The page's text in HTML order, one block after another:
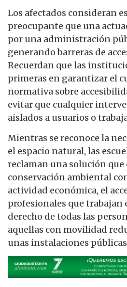
Los afectados consideran
preocupante que una
por una administración
generando barreras de
Recuerdan que las
primeras en garantizar el
normativa sobre
evitar que cualquier
aislados a usuarios o
Mientras se reconoce la
el espacio natural, las
reclaman una solución
conservación ambiental
actividad económica, el
profesionales que trabajan
derecho de todas las
aquellas con movilidad
unas instalaciones